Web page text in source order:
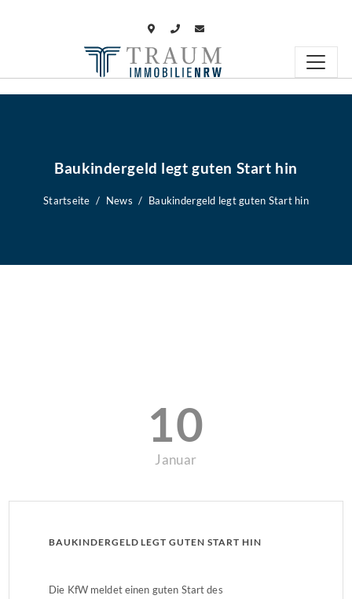
Baukindergeld legt guten Start hin
Startseite News Baukindergeld legt guten Start hin
10
Januar
BAUKINDERGELD LEGT GUTEN START HIN
Die KfW meldet einen guten Start des